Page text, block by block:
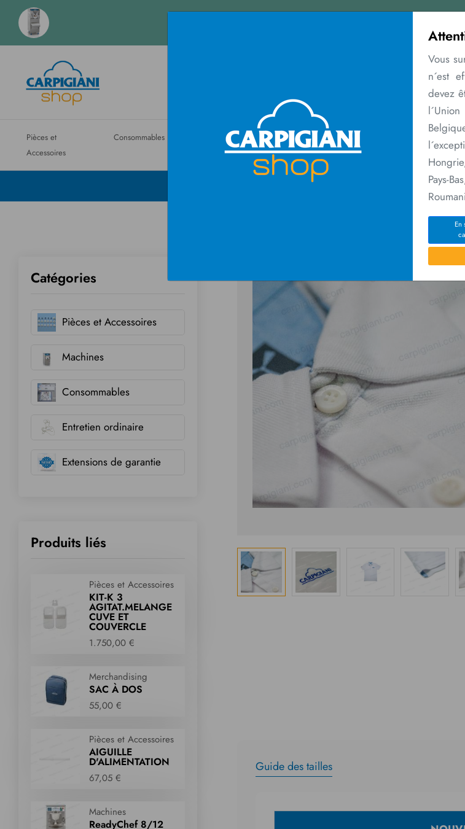
Évaluez facilement votre machine d´occasion :
Pièces et
Accessoires
Consommables
Entretien
ordinaire
Extensions de
garantie
Merchandising
Vous
n´est
devez
Pays-
En
Home
Catégories
Pièces et Accessoires
Machines
Consommables
Entretien ordinaire
Extensions de garantie
Produits liés
Pièces et Accessoires
KIT-K 3
AGITAT.MELANGE
CUVE ET
COUVERCLE
1.750,00 €
Merchandising
SAC À DOS
55,00 €
Pièces et Accessoires
AIGUILLE
D'ALIMENTATION
67,05 €
Machines
ReadyChef 8/12
Guide des tailles